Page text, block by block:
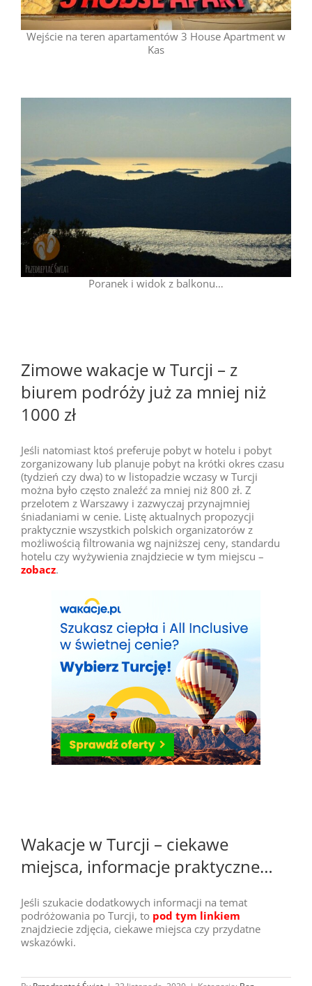
Wejście na teren apartamentów 3 House Apartment w
Kas
Poranek i widok z balkonu…
Zimowe wakacje w Turcji – z
biurem podróży już za mniej niż
1000 zł
Jeśli natomiast ktoś preferuje pobyt w hotelu i pobyt
zorganizowany lub planuje pobyt na krótki okres czasu
(tydzień czy dwa) to w listopadzie wczasy w Turcji
można było często znaleźć za mniej niż 800 zł. Z
przelotem z Warszawy i zazwyczaj przynajmniej
śniadaniami w cenie. Listę aktualnych propozycji
praktycznie wszystkich polskich organizatorów z
możliwością filtrowania wg najniższej ceny, standardu
hotelu czy wyżywienia znajdziecie w tym miejscu –
zobacz.
Wakacje w Turcji – ciekawe
miejsca, informacje praktyczne…
Jeśli szukacie dodatkowych informacji na temat
podróżowania po Turcji, to pod tym linkiem
znajdziecie zdjęcia, ciekawe miejsca czy przydatne
wskazówki.